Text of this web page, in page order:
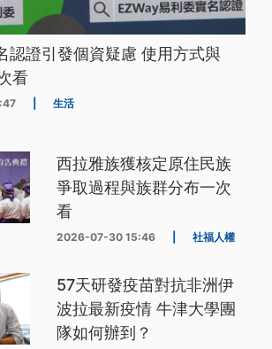
認證引發個資疑慮 使用方式與
看
生活
西拉雅族獲核定原住民族
爭取過程與族群分布一次
看
2026-07-30 15:46 社福人權
57天研發疫苗對抗非洲伊
波拉最新疫情 牛津大學團
隊如何辦到？